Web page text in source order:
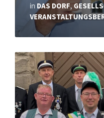
in DAS DORF,
Read
More